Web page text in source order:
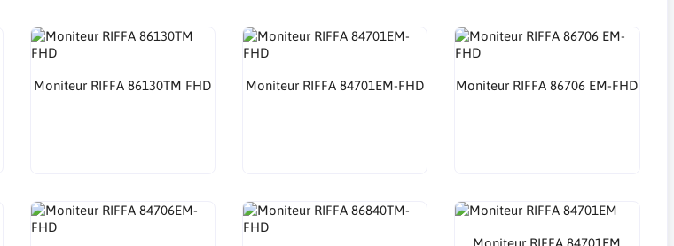
Moniteur RIFFA 86130TM FHD Moniteur RIFFA 84701EM-FHD Moniteur RIFFA 86706 EM-FHD